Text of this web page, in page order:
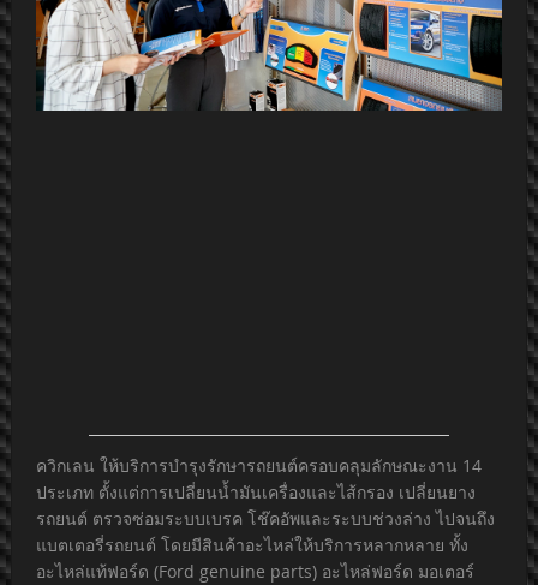
ควิกเลน ให้บริการบำรุงรักษารถยนต์ครอบคลุมลักษณะงาน 14
ประเภท ตั้งแต่การเปลี่ยนน้ำมันเครื่องและไส้กรอง เปลี่ยนยาง
รถยนต์ ตรวจซ่อมระบบเบรค โช๊คอัพและระบบช่วงล่าง ไปจนถึง
แบตเตอรี่รถยนต์ โดยมีสินค้าอะไหล่ให้บริการหลากหลาย ทั้ง
อะไหล่แท้ฟอร์ด (Ford genuine parts) อะไหล่ฟอร์ด มอเตอร์